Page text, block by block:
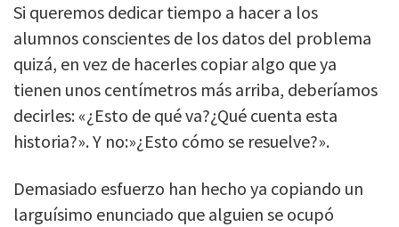
Si queremos dedicar tiempo a hacer a los
alumnos conscientes de los datos del problema
quizá, en vez de hacerles copiar algo que ya
tienen unos centímetros más arriba, deberíamos
decirles: «¿Esto de qué va?¿Qué cuenta esta
historia?». Y no:»¿Esto cómo se resuelve?».
Demasiado esfuerzo han hecho ya copiando un
larguísimo enunciado que alguien se ocupó